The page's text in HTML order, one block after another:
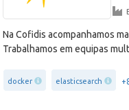
Na Cofidis acompanhamos
Trabalhamos em equipas
docker elasticsearch